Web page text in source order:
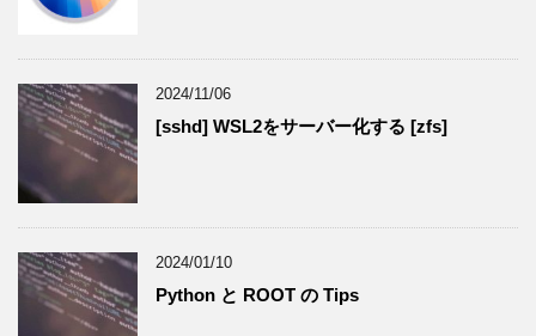
2024/11/06
[sshd] WSL2をサーバー化する [zfs]
2024/01/10
Python と ROOT の Tips